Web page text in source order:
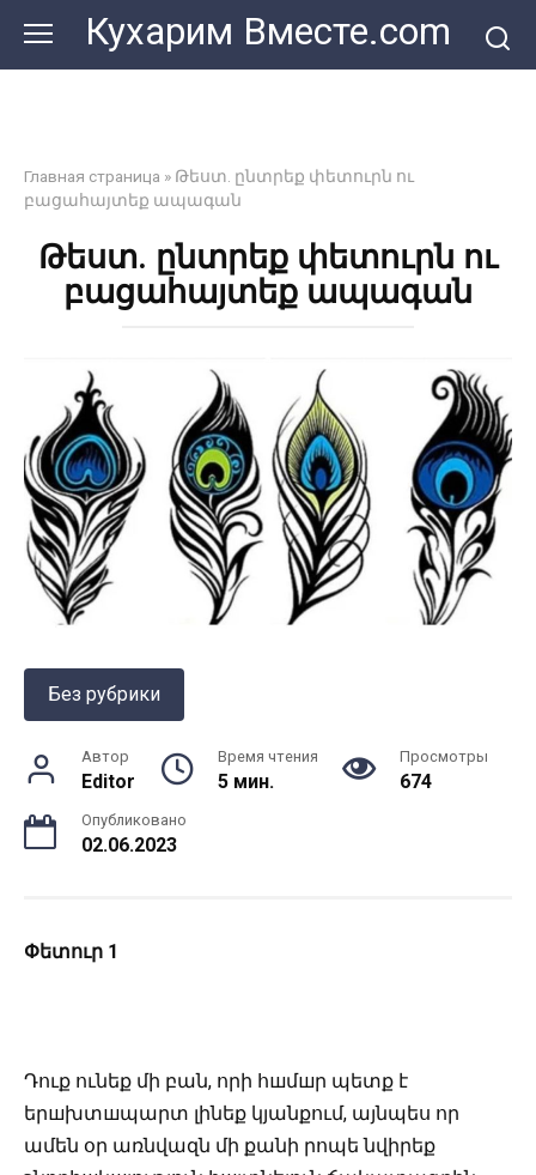
контенту
Кухарим Вместе.com
Главная страница » Թեստ. ընտրեք փետուրն ու
բացահայտեք ապագան
Թեստ. ընտրեք փետուրն ու
բացահայտեք ապագան
Без рубрики
Автор
Editor
Время чтения
5 мин.
Просмотры
674
Опубликовано
02.06.2023
Փետուր 1
Դուք ունեք մի բան, որի հшմшր պետք է
երшխտшպարտ լինեք կյանքում, այնպես որ
ամեն օր առնվազն մի քանի րոպե նվիրեք